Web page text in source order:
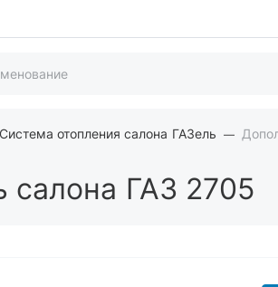
Система отопления салона ГАЗель
салона ГАЗ 2705